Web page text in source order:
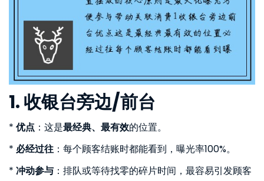
1. 收银台旁边/前台
* 优点 ：这是最经典、最有效的位置。
* 必经过往：每个顾客结账时都能看到，曝光率100%。
* 冲动参与 ：排队或等待找零的碎片时间，最容易引发顾客